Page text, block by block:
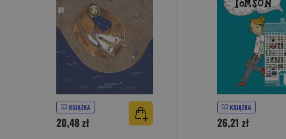
KSIĄŻKA
20,48 zł
KSIĄŻKA
26,21 zł